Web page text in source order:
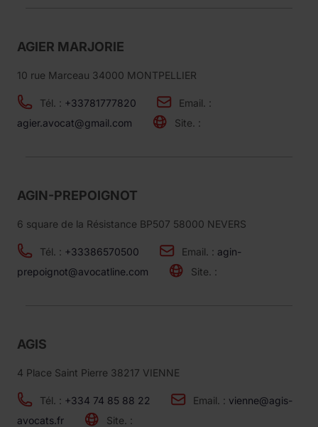
AGIER MARJORIE
10 rue Marceau 34000 MONTPELLIER
Tél. : +33781777820
Email. :
agier.avocat@gmail.com
Site. :
AGIN-PREPOIGNOT
6 square de la Résistance BP507 58000 NEVERS
Tél. : +33386570500 Email. : agin-
prepoignot@avocatline.com
Site. :
AGIS
4 Place Saint Pierre 38217 VIENNE
Tél. : +334 74 85 88 22 Email. : vienne@agis-
avocats.fr
Site. :